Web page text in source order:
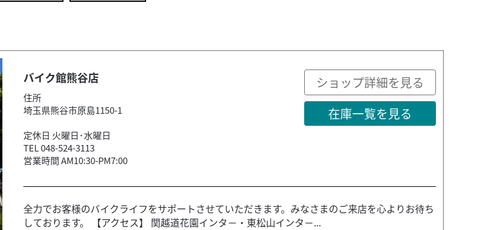
バイク館熊谷店
住所
埼玉県熊谷市原島1150-1
定休日 火曜日･水曜日
TEL 048-524-3113
営業時間 AM10:30-PM7:00
ショップ詳細を見る
在庫一覧を見る
全力でお客様のバイクライフをサポートさせていただきます。みなさまのご来店を心よりお待ち
しております。 【アクセス】 関越道花園インタ－・東松山インタ－...